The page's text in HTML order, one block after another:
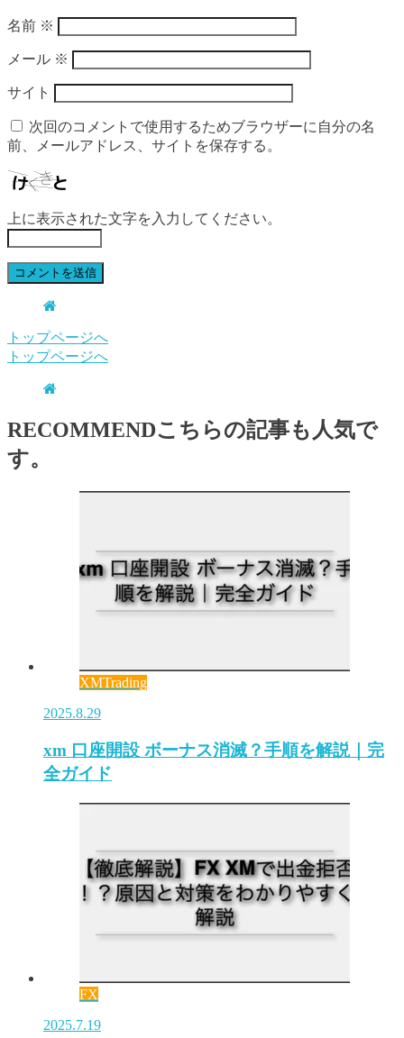
名前 ※
メール ※
サイト
次回のコメントで使用するためブラウザーに自分の名
前、メールアドレス、サイトを保存する。
上に表示された文字を入力してください。
トップページへ
トップページへ
RECOMMENDこちらの記事も人気で
す。
XMTrading
2025.8.29
xm 口座開設 ボーナス消滅？手順を解説｜完
全ガイド
FX
2025.7.19